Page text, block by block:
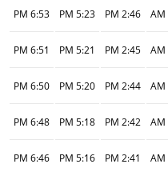
2:46 PM
5:23 PM
6:53 PM
2:45 PM
5:21 PM
6:51 PM
2:44 PM
5:20 PM
6:50 PM
2:42 PM
5:18 PM
6:48 PM
2:41 PM
5:16 PM
6:46 PM